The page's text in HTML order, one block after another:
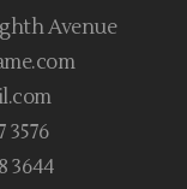
Avenue
3576
3644